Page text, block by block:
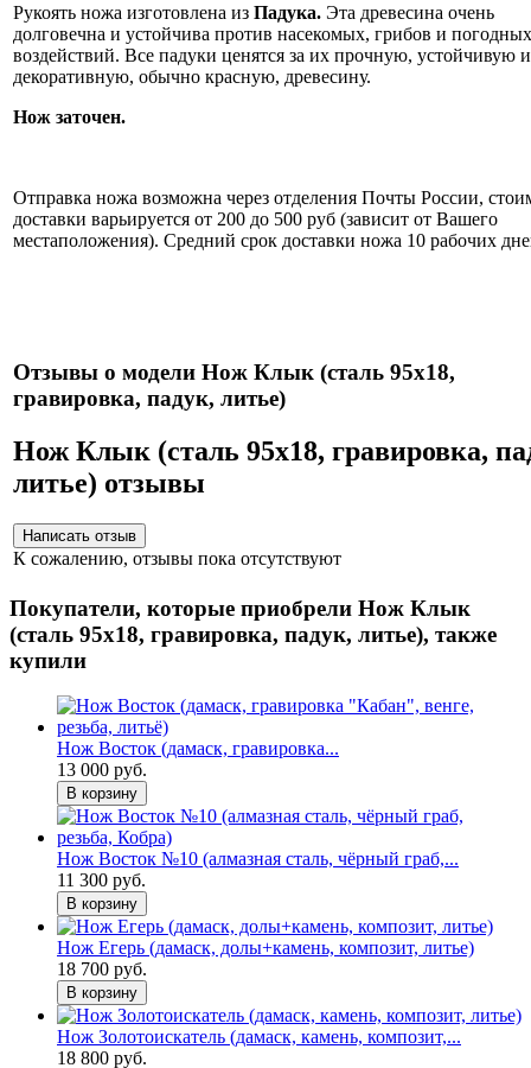
Рукоять ножа изготовлена из Падука. Эта древесина очень
долговечна и устойчива против насекомых, грибов и погодных
воздействий. Все падуки ценятся за их прочную, устойчивую и
декоративную, обычно красную, древесину.
Нож заточен.
Отправка ножа возможна через отделения Почты России,
доставки варьируется от 200 до 500 руб (зависит от Вашего
местаположения). Средний срок доставки ножа 10 рабочих
Отзывы о модели Нож Клык (сталь 95х18,
гравировка, падук, литье)
Нож Клык (сталь 95х18, гравировка,
литье) отзывы
К сожалению, отзывы пока отсутствуют
Покупатели, которые приобрели Нож Клык
(сталь 95х18, гравировка, падук, литье), также
купили
Нож Восток (дамаск, гравировка...
13 000 руб.
В корзину
Нож Восток №10 (алмазная сталь, чёрный граб,...
11 300 руб.
В корзину
Нож Егерь (дамаск, долы+камень, композит, литье)
18 700 руб.
В корзину
Нож Золотоискатель (дамаск, камень, композит,...
18 800 руб.